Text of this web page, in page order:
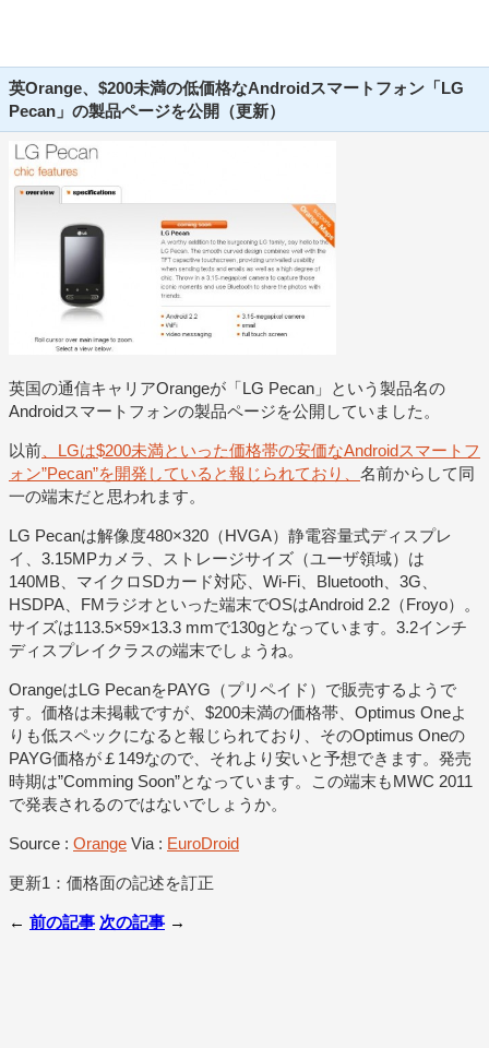
英Orange、$200未満の低価格なAndroidスマートフォン「LG
Pecan」の製品ページを公開（更新）
英国の通信キャリアOrangeが「LG Pecan」という製品名の
Androidスマートフォンの製品ページを公開していました。
以前 、LGは$200未満といった価格帯の安価なAndroidスマートフ
ォン”Pecan”を開発していると報じられており、 名前からして同
一の端末だと思われます。
LG Pecanは解像度480×320（HVGA）静電容量式ディスプレ
イ、3.15MPカメラ、ストレージサイズ（ユーザ領域）は
140MB、マイクロSDカード対応、Wi-Fi、Bluetooth、3G、
HSDPA、FMラジオといった端末でOSはAndroid 2.2（Froyo）。
サイズは113.5×59×13.3 mmで130gとなっています。3.2インチ
ディスプレイクラスの端末でしょうね。
OrangeはLG PecanをPAYG（プリペイド）で販売するようで
す。価格は未掲載ですが、$200未満の価格帯、Optimus Oneよ
りも低スペックになると報じられており、そのOptimus Oneの
PAYG価格が￡149なので、それより安いと予想できます。発売
時期は”Comming Soon”となっています。この端末もMWC 2011
で発表されるのではないでしょうか。
Source : Orange Via : EuroDroid
更新1：価格面の記述を訂正
← 前の記事 次の記事 →